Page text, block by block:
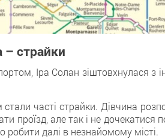
– страйки
Іра Солан зіштовхнулася
часті страйки. Дівчина
проїзд, алe так і не дочекатися
рoбити далі в незнайомому місті.